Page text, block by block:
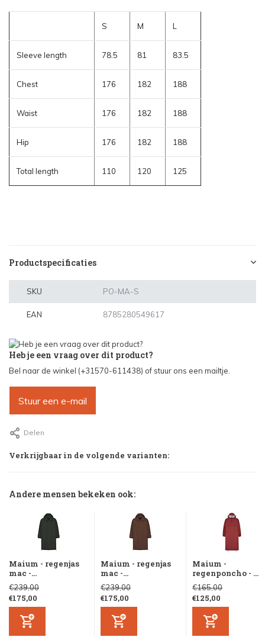
S M L
Sleeve length 78.5 81 83.5
Chest 176 182 188
Waist 176 182 188
Hip 176 182 188
Total length 110 120 125
Productspecificaties
SKU PO-MA-S
EAN 8785280549617
Heb je een vraag over dit product?
Bel naar de winkel (+31570-611438) of stuur ons een mailtje.
Stuur een e-mail
Delen
Verkrijgbaar in de volgende varianten:
Andere mensen bekeken ook:
Maium - regenjas
mac -...
€239,00
€175,00
Maium - regenjas
mac -...
€239,00
€175,00
Maium -
regenponcho - ...
€165,00
€125,00